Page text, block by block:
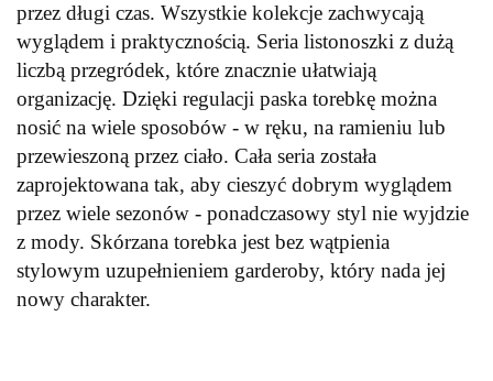
przez długi czas. Wszystkie kolekcje zachwycają
wyglądem i praktycznością. Seria listonoszki z dużą
liczbą przegródek, które znacznie ułatwiają
organizację. Dzięki regulacji paska torebkę można
nosić na wiele sposobów - w ręku, na ramieniu lub
przewieszoną przez ciało. Cała seria została
zaprojektowana tak, aby cieszyć dobrym wyglądem
przez wiele sezonów - ponadczasowy styl nie wyjdzie
z mody. Skórzana torebka jest bez wątpienia
stylowym uzupełnieniem garderoby, który nada jej
nowy charakter.